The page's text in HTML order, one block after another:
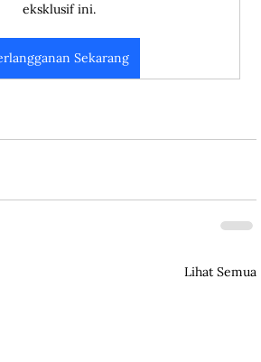
eksklusif ini.
Sekarang
Lihat Semua